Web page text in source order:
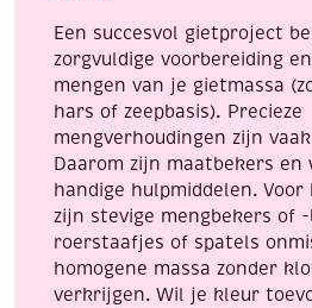
Een succesvol gietproject
zorgvuldige voorbereiding
mengen van je gietmassa
hars of zeepbasis). Precieze
mengverhoudingen zijn
Daarom zijn maatbekers en
handige hulpmiddelen.
zijn stevige mengbekers of
roerstaafjes of spatels
homogene massa zonder
verkrijgen. Wil je kleur